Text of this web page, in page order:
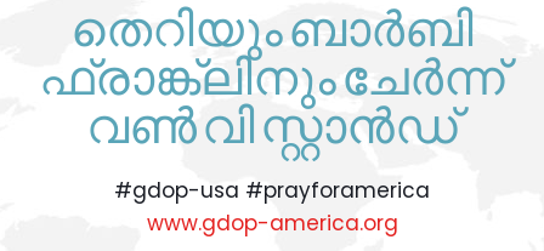
തെറിയും ബാർബി
ഫ്രാങ്ക്ലിനും ചേർന്ന്
വൺ വി സ്റ്റാൻഡ്
#gdop-usa #prayforamerica
www.gdop-america.org